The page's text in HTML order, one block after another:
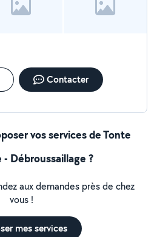
Contacter
vos services de Tonte
Débroussaillage ?
aux demandes près de chez
vous !
mes services